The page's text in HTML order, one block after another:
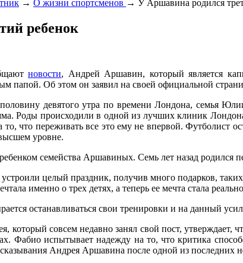
→ О жизни спортсменов → У Аршавина родился
ребенок
новости, Андрей Аршавин, который является
папой. Об этом он заявил на своей официальной
девятого утра по времени Лондона, семья
Роды происходили в одной из лучших клиник
то, что переживать все это ему не впервой. Футболист
уровне.
семейства Аршавиных. Семь лет назад родился
целый праздник, получив много подарков,
именно о трех детях, а теперь ее мечта стала
останавливаться свои тренировки и на данный
который совсем недавно занял свой пост,
Фабио испытывает надежду на то, что критика
Андрея Аршавина после одной из последних